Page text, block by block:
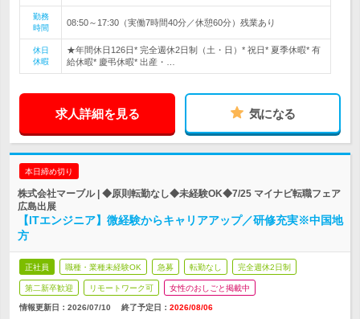
勤務
時間
08:50～17:30（実働7時間40分／休憩60分）残業あり
休日
休暇
★年間休日126日* 完全週休2日制（土・日）* 祝日* 夏季休暇* 有
給休暇* 慶弔休暇* 出産・…
求人詳細を見る 気になる
本日締め切り
株式会社マーブル | ◆原則転勤なし◆未経験OK◆7/25 マイナビ転職フェア
広島出展
【ITエンジニア】微経験からキャリアアップ／研修充実※中国地
方
正社員 職種・業種未経験OK 急募 転勤なし 完全週休2日制
第二新卒歓迎 リモートワーク可 女性のおしごと掲載中
情報更新日：2026/07/10 終了予定日： 2026/08/06